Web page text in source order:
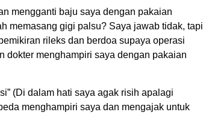
mengganti baju saya dengan pakaian
memasang gigi palsu? Saya jawab tidak, tapi
rileks dan berdoa supaya operasi
dokter menghampiri saya dengan pakaian
(Di dalam hati saya agak risih apalagi
menghampiri saya dan mengajak untuk